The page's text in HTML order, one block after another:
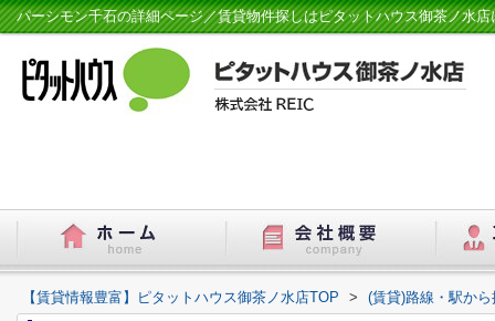
パーシモン千石の詳細ページ／賃貸物件探しはピタットハウス御茶ノ水店
【賃貸情報豊富】ピタットハウス御茶ノ水店TOP > (賃貸)路線・駅から